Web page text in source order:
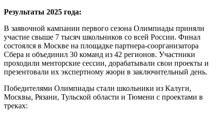
Результаты 2025 года:
В заявочной кампании первого сезона Олимпиады приняли
участие свыше 7 тысяч школьников со всей России. Финал
состоялся в Москве на площадке партнера-соорганизатора
Сбера и объединил 30 команд из 42 регионов. Участники
проходили менторские сессии, дорабатывали свои проекты и
презентовали их экспертному жюри в заключительный день.
Победителями Олимпиады стали школьники из Калуги,
Москвы, Рязани, Тульской области и Тюмени с проектами в
треках: